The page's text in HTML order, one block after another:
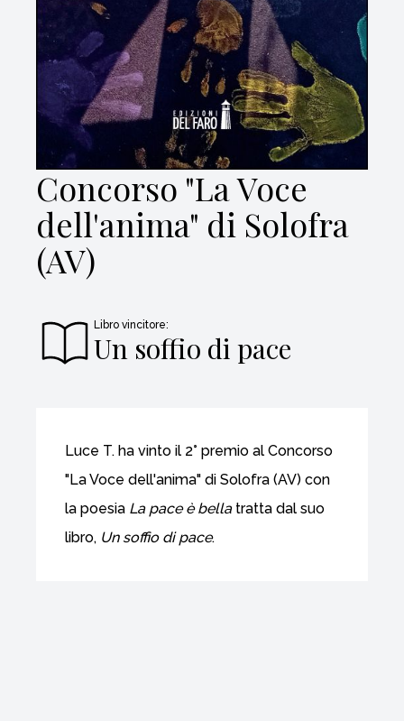
Concorso "La Voce
dell'anima" di Solofra
(AV)
Libro vincitore:
Un soffio di pace
Luce T. ha vinto il 2° premio al Concorso
"La Voce dell'anima" di Solofra (AV) con
la poesia La pace è bella tratta dal suo
libro, Un soffio di pace.